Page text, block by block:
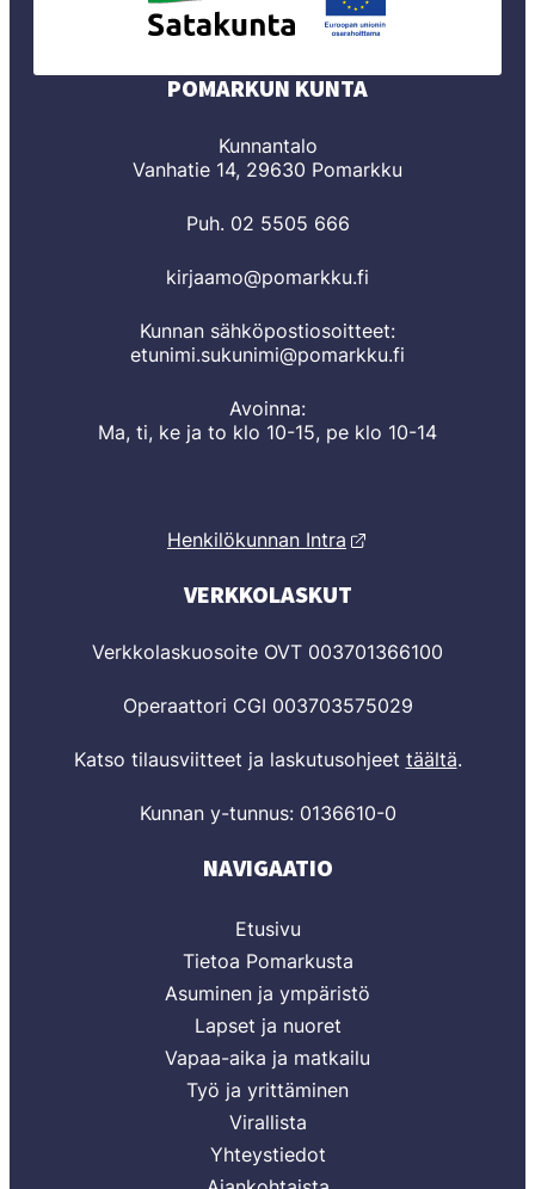
POMARKUN KUNTA
Kunnantalo
Vanhatie 14, 29630 Pomarkku
Puh. 02 5505 666
kirjaamo@pomarkku.fi
Kunnan sähköpostiosoitteet:
etunimi.sukunimi@pomarkku.fi
Avoinna:
Ma, ti, ke ja to klo 10-15, pe klo 10-14
Henkilökunnan Intra
VERKKOLASKUT
Verkkolaskuosoite OVT 003701366100
Operaattori CGI 003703575029
Katso tilausviitteet ja laskutusohjeet täältä.
Kunnan y-tunnus: 0136610-0
NAVIGAATIO
Etusivu
Tietoa Pomarkusta
Asuminen ja ympäristö
Lapset ja nuoret
Vapaa-aika ja matkailu
Työ ja yrittäminen
Virallista
Yhteystiedot